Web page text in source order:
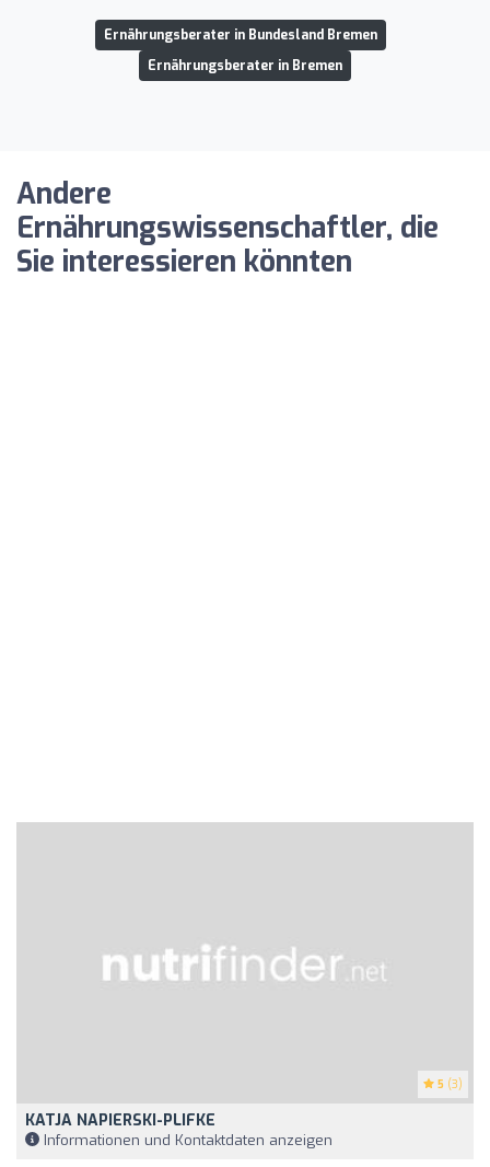
Ernährungsberater in Bundesland Bremen
Ernährungsberater in Bremen
Andere
Ernährungswissenschaftler, die
Sie interessieren könnten
5 (3)
KATJA NAPIERSKI-PLIFKE
Informationen und Kontaktdaten anzeigen